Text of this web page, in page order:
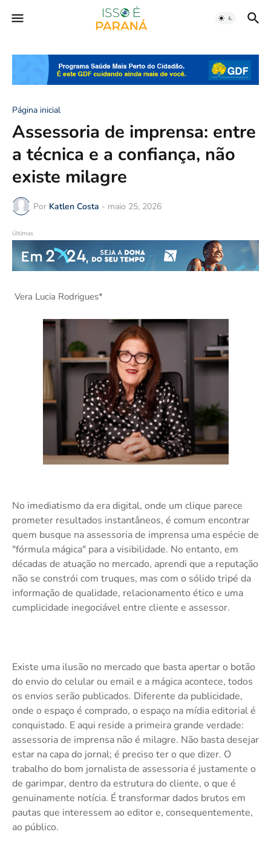
Página inicial
Assessoria de imprensa: entre
a técnica e a confiança, não
existe milagre
Por Katlen Costa - maio 25, 2026
Últimas
Vera Lucia Rodrigues*
No imediatismo da era digital, onde um clique parece
prometer resultados instantâneos, é comum encontrar
quem busque na assessoria de imprensa uma espécie de
"fórmula mágica" para a visibilidade. No entanto, em
décadas de atuação no mercado, aprendi que a reputação
não se constrói com truques, mas com o sólido tripé da
informação de qualidade, relacionamento ético e uma
cumplicidade inegociável entre cliente e assessor.
Existe uma ilusão no mercado que basta apertar o botão
do envio do celular ou email e a mágica acontece, todos
os envios serão publicados. Diferente da publicidade,
onde o espaço é comprado, o espaço na mídia editorial é
conquistado. E aqui reside a primeira grande verdade:
assessoria de imprensa não é milagre. Não basta desejar
estar na capa do jornal; é preciso ter o que dizer. O
trabalho do bom jornalista de assessoria é justamente o
de garimpar, dentro da estrutura do cliente, o que é
genuinamente notícia. É transformar dados brutos em
pautas que interessem ao editor e, consequentemente,
ao público.